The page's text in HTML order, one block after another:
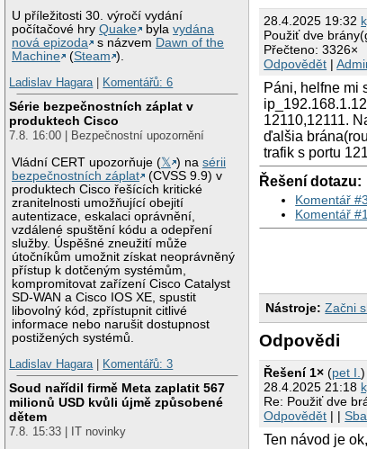
U příležitosti 30. výročí vydání
počítačové hryQuake bylavydána
nová epizoda
s názvem Dawn of the
Machine
(Steam ).
Ladislav Hagara| Komentářů: 6
Série bezpečnostních záplat v
produktech Cisco
7.8. 16:00 | Bezpečnostní upozornění
Vládní CERT upozorňuje (𝕏 ) nasérii
bezpečnostních záplat
(CVSS 9.9) v
produktech Cisco řešících kritické
zranitelnosti umožňující obejití
autentizace, eskalaci oprávnění,
vzdálené spuštění kódu a odepření
služby. Úspěšné zneužití může
útočníkům umožnit získat neoprávněný
přístup k dotčeným systémům,
kompromitovat zařízení Cisco Catalyst
SD-WAN a Cisco IOS XE, spustit
libovolný kód, zpřístupnit citlivé
informace nebo narušit dostupnost
postižených systémů.
Ladislav Hagara| Komentářů: 3
Soud nařídil firmě Meta zaplatit 567
milionů USD kvůli újmě způsobené
dětem
7.8. 15:33 | IT novinky
28.4.2025 19:32
Použiť dve
Přečteno: 3326×
Odpovědět |
Páni, helfne mi
12110,12111.
ďalšia
trafik s portu
Řešení dotazu:
Komentář #3
Komentář #1
Nástroje: Začni
Odpovědi
Řešení 1× (pet I.)
28.4.2025 21:18
Re: Použiť dve
Odpovědět | |
Ten návod je